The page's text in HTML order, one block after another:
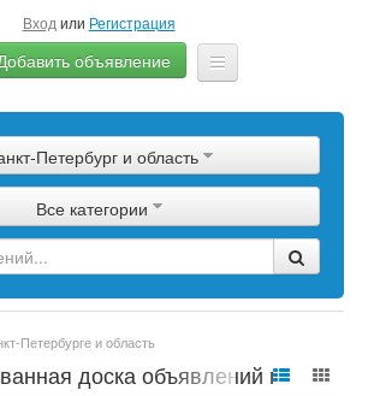
Вход или Регистрация
объявление
Сырье
Изделия
Оборудование
Еще
Петербург и область
Все категории
Петербурге и область
доска объявлений по